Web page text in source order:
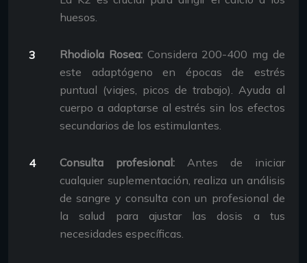
huesos.
Rhodiola Rosea:Considera 200-400 mg de
este adaptógeno en épocas de estrés
puntual (viajes, picos de trabajo). Ayuda al
cuerpo a adaptarse al estrés sin los efectos
secundarios de los estimulantes.
Consulta profesional: Antes de iniciar
cualquier suplementación, realiza un análisis
de sangre y consulta con un profesional de
la salud para ajustar las dosis a tus
necesidades específicas.